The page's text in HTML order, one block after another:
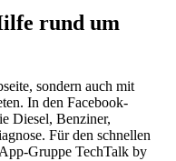
rund um
sondern auch mit
In den Facebook-
Diesel, Benziner,
Für den schnellen
Gruppe TechTalk by